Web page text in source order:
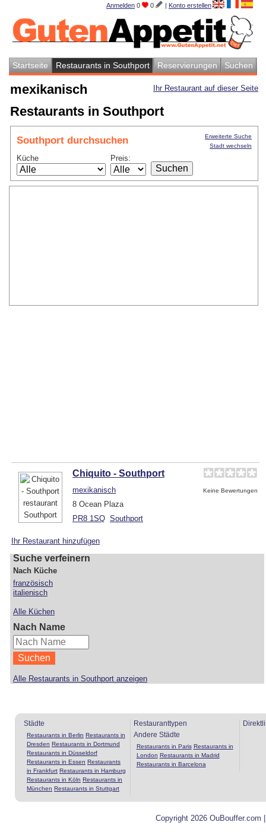
Anmelden 0 0 | Konto erstellen
Startseite Restaurants in Southport Reservierungen Suchen
Ihr Restaurant auf dieser Seite
mexikanisch
Restaurants in Southport
Southport durchsuchen
Küche Preis:
Erweiterte Suche
Stadt wechseln
Chiquito - Southport
mexikanisch Keine Bewertungen
8 Ocean Plaza
PR8 1SQ Southport
Ihr Restaurant hinzufügen
Suche verfeinern
Nach Küche
französisch
italienisch
Alle Küchen
Nach Name
Alle Restaurants in Southport anzeigen
Städte
Restaurants in Berlin Restaurants in
Dresden Restaurants in Dortmund
Restaurants in Düsseldorf
Restaurants in Essen Restaurants
in Frankfurt Restaurants in Hamburg
Restaurants in Köln Restaurants in
München Restaurants in Stuttgart
Restauranttypen
Andere Städte
Restaurants in Paris Restaurants in
London Restaurants in Madrid
Restaurants in Barcelona
Copyright 2026 OuBouffer.com